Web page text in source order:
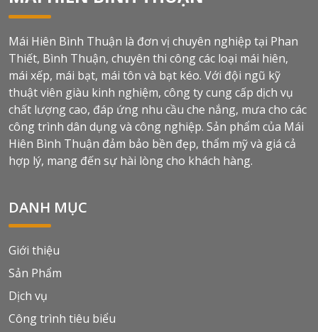
cường thẩm mỹ cho khu
chọn lý tưởng cho những ai
muốn tạo không gian thoải
mái, tiện nghi và hài hòa
với cảnh quan thiên nhiên.
Mái Hiên Bình Thuận là đơn vị chuyên nghiệp tại Phan
Thiết, Bình Thuận, chuyên thi công các loại mái hiên,
mái xếp, mái bạt, mái tôn và bạt kéo. Với đội ngũ kỹ
thuật viên giàu kinh nghiệm, công ty cung cấp dịch vụ
chất lượng cao, đáp ứng nhu cầu che nắng, mưa cho các
công trình dân dụng và công nghiệp. Sản phẩm của Mái
Hiên Bình Thuận đảm bảo bền đẹp, thẩm mỹ và giá cả
hợp lý, mang đến sự hài lòng cho khách hàng.
DANH MỤC
Giới thiệu
Sản Phẩm
Dịch vụ
Công trình tiêu biểu